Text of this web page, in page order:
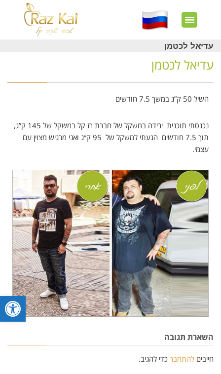
עדיאל לכטמן
עדיאל לכטמן
השיל 50 ק”ג במשך 7.5 חודשים
נכנסתי תוכנית ירידה במשקל של חברת רז קל במשקל של 145 ק”ג,
תוך 7.5 חודשים הגעתי למשקל של 95 ק״ג ואני מרגיש מצוין עם
עצמי.
השארת תגובה
חייבים להתחבר כדי להגיב.
פתח